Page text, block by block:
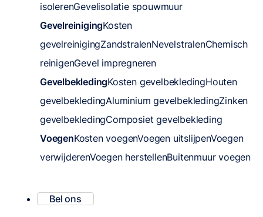
isolerenGevelisolatie spouwmuur
GevelreinigingKosten
gevelreinigingZandstralenNevelstralenChemisch
reinigenGevel impregneren
GevelbekledingKosten gevelbekledingHouten
gevelbekledingAluminium gevelbekledingZinken
gevelbekledingComposiet gevelbekleding
VoegenKosten voegenVoegen uitslijpenVoegen
verwijderenVoegen herstellenBuitenmuur voegen
Bel ons